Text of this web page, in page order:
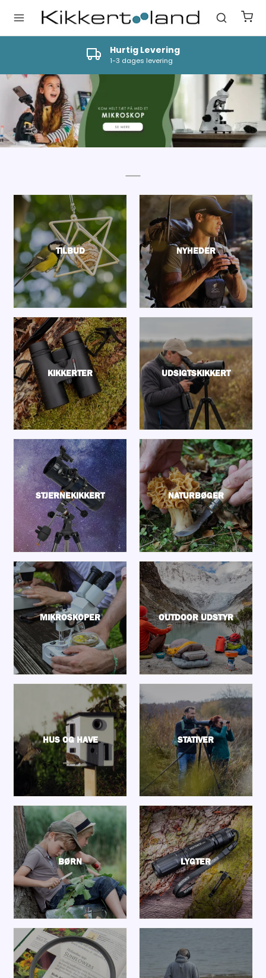
Hurtig Levering
1-3 dages levering
TILBUD NYHEDER
KIKKERTER UDSIGTSKIKKERT
STJERNEKIKKERT NATURBØGER
MIKROSKOPER OUTDOOR UDSTYR
HUS OG HAVE STATIVER
BØRN LYGTER